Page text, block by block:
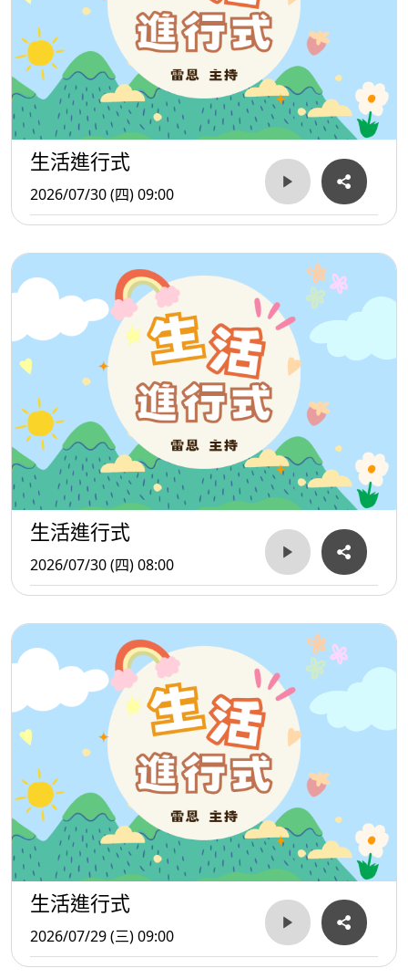
才，內場正職開出48,000元、外場正職45,000元，誠徵對餐
飲充滿熱情的職人加入。五星級酒店集團寒舍餐旅（台北喜
來登、艾美、寒居、礁溪寒沐）也釋出多項職缺，從外場餐
飲主任、服務員、房務員到西點及麵包師傅一應俱全，集團
更貼心提供員工每年兩次免費住宿與用餐體驗（一泊二
食），兼具學習與福利，是餐旅職涯的絕佳起點。
以「交通最後一哩路」為使命的微笑單車
（YouBike），於北投及艋舺就服站現場徵才，夜班調度及
大夜維護專員高薪48,000元，另有多項全時、兼職職缺。
照顧服務業亦釋出大量人力需求，包含曜玥、承霖、星
樂活、優活、聯承、愛關懷等6家長照機構與創世基金會，
共徵求照顧服務員、護理師、生活服務員等職缺，歡迎具相
關證照或有愛心、耐心的民眾加入。
生活進行式
2026/07/30 (四) 09:00
生活進行式
2026/07/30 (四) 08:00
生活進行式
2026/07/29 (三) 09:00